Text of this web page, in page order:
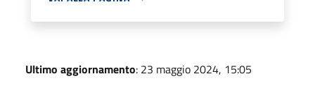
Ultimo aggiornamento: 23 maggio 2024, 15:05